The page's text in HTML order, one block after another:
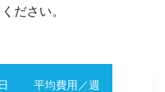
ださい。
平均費用／週